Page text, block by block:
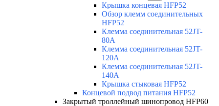
Крышка концевая HFP52
Обзор клемм соединительных
HFP52
Клемма соединительная 52JT-
80A
Клемма соединительная 52JT-
120A
Клемма соединительная 52JT-
140A
Крышка стыковая HFP52
Концевой подвод питания HFP52
Закрытый троллейный шинопровод HFP60